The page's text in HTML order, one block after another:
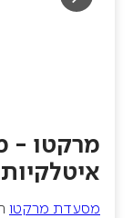
מרקטו -
איטלקיות
מסעדת מרקטו